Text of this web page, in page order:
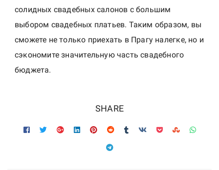
солидных свадебных салонов с большим
выбором свадебных платьев. Таким образом, вы
сможете не только приехать в Прагу налегке, но и
сэкономите значительную часть свадебного
бюджета.
SHARE